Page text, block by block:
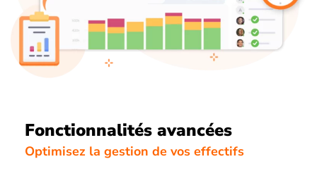
Fonctionnalités avancées
Optimisez la gestion de vos effectifs